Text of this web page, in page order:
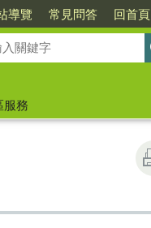
導覽 常見問答 回首頁
服務